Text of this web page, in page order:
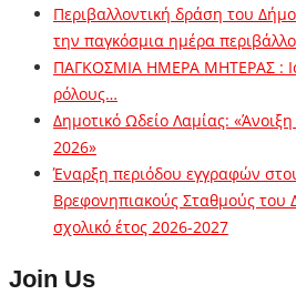
Περιβαλλοντική δράση του
την παγκόσμια ημέρα
ΠΑΓΚΟΣΜΙΑ ΗΜΕΡΑ ΜΗΤΕΡΑΣ :
ρόλους…
Δημοτικό Ωδείο Λαμίας:
2026»
Έναρξη περιόδου εγγραφών
Βρεφονηπιακούς Σταθμούς του
σχολικό έτος 2026-2027
Join Us